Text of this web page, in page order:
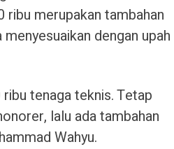
ribu merupakan tambahan
dengan upah
tenaga teknis. Tetap
lalu ada tambahan
Wahyu.